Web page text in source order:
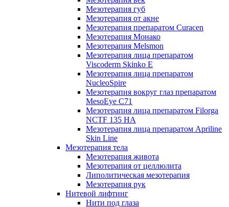
Мезотерапия губ
Мезотерапия от акне
Мезотерапия препаратом Curacen
Мезотерапия Монако
Мезотерапия Melsmon
Мезотерапия лица препаратом
Viscoderm Skinko E
Мезотерапия лица препаратом
NucleoSpire
Мезотерапия вокруг глаз препаратом
MesoEye С71
Мезотерапия лица препаратом Filorga
NCTF 135 HA
Мезотерапия лица препаратом Apriline
Skin Line
Мезотерапия тела
Мезотерапия живота
Мезотерапия от целлюлита
Липолитическая мезотерапия
Мезотерапия рук
Нитевой лифтинг
Нити под глаза